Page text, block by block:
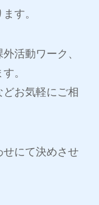
す。
活動ワーク、
。
お気軽にご相
にて決めさせ